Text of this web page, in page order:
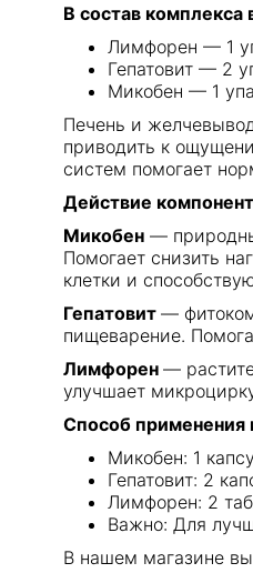
В состав комплекса
Лимфорен — 1
Гепатовит — 2
Микобен — 1
Печень и
приводить к
систем помогает
Действие
Микобен —
Помогает снизить
клетки и
Гепатовит —
пищеварение.
Лимфорен —
улучшает
Способ применения
Микобен: 1
Гепатовит: 2
Лимфорен: 2
Важно: Для
В нашем магазине